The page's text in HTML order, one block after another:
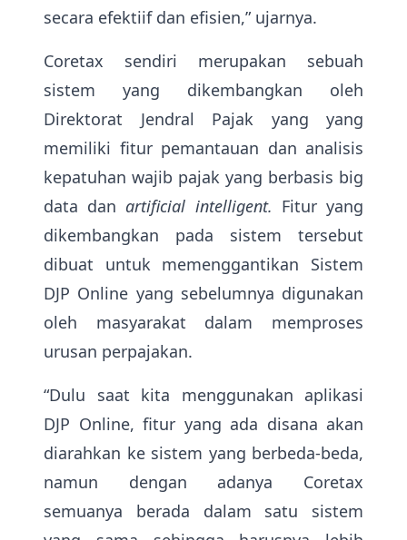
secara efektiif dan efisien,” ujarnya.
Coretax sendiri merupakan sebuah
sistem yang dikembangkan oleh
Direktorat Jendral Pajak yang yang
memiliki fitur pemantauan dan analisis
kepatuhan wajib pajak yang berbasis big
data danartificial intelligent. Fitur yang
dikembangkan pada sistem tersebut
dibuat untuk memenggantikan Sistem
DJP Online yang sebelumnya digunakan
oleh masyarakat dalam memproses
urusan perpajakan.
“Dulu saat kita menggunakan aplikasi
DJP Online, fitur yang ada disana akan
diarahkan ke sistem yang berbeda-beda,
namun dengan adanya Coretax
semuanya berada dalam satu sistem